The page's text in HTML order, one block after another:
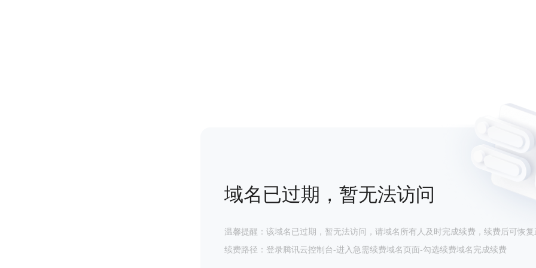
域名已过期，暂无法访问
温馨提醒：该域名已过期，暂无法访问，请域名所有人及时完成续费，续费后可恢复
续费路径：登录腾讯云控制台-进入急需续费域名页面-勾选续费域名完成续费